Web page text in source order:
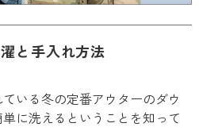
と手入れ方法
いる冬の定番アウターのダウ
に洗えるということを知って